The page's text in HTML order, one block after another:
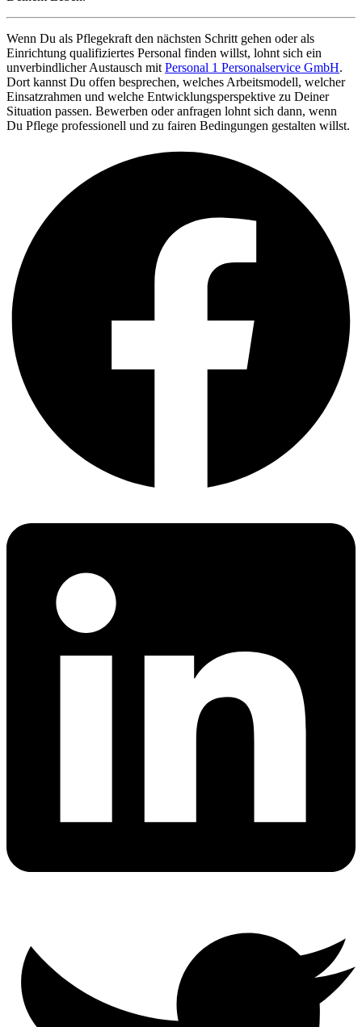
Wenn Du als Pflegekraft den nächsten Schritt gehen oder als
Einrichtung qualifiziertes Personal finden willst, lohnt sich ein
unverbindlicher Austausch mit Personal 1 Personalservice GmbH.
Dort kannst Du offen besprechen, welches Arbeitsmodell, welcher
Einsatzrahmen und welche Entwicklungsperspektive zu Deiner
Situation passen. Bewerben oder anfragen lohnt sich dann, wenn
Du Pflege professionell und zu fairen Bedingungen gestalten willst.